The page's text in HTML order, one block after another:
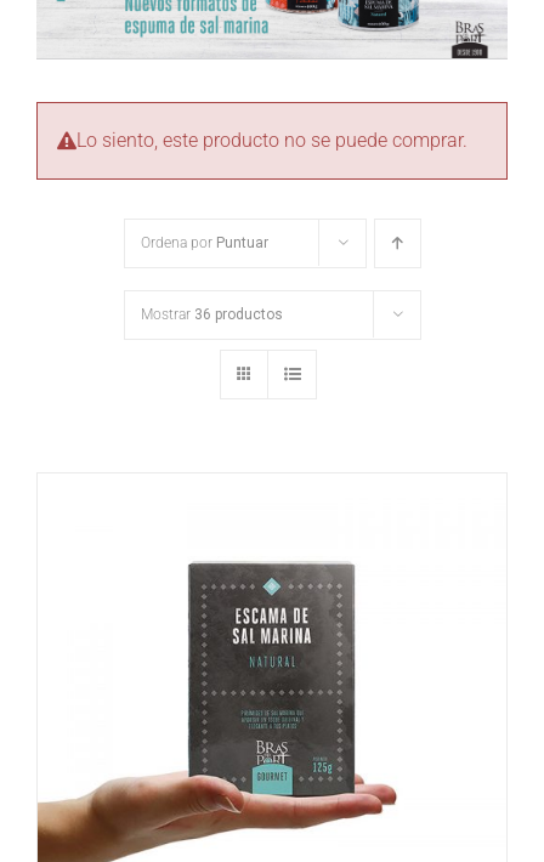
Lo siento, este producto no se puede comprar.
Ordena por Puntuar
Mostrar 36 productos